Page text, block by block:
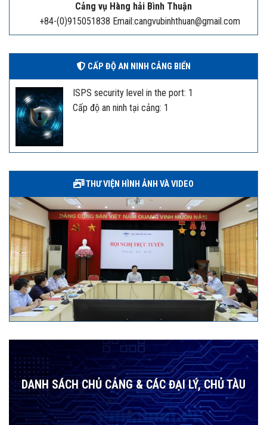
Cảng vụ Hàng hải Bình Thuận
+84-(0)915051838 Email:cangvubinhthuan@gmail.com
CẤP ĐỘ AN NINH CẢNG BIỂN
ISPS security level in the port: 1
Cấp độ an ninh tại cảng: 1
THƯ VIỆN HÌNH ẢNH VÀ VIDEO
DANH SÁCH CHỦ CẢNG & CÁC ĐẠI LÝ, CHỦ TÀU